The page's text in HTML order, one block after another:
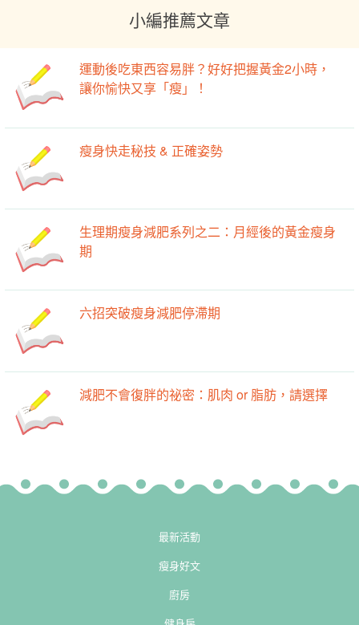
小編推薦文章
運動後吃東西容易胖？好好把握黃金2小時，
讓你愉快又享「瘦」！
瘦身快走秘技 & 正確姿勢
生理期瘦身減肥系列之二：月經後的黃金瘦身
期
六招突破瘦身減肥停滯期
減肥不會復胖的祕密：肌肉 or 脂肪，請選擇
最新活動
瘦身好文
廚房